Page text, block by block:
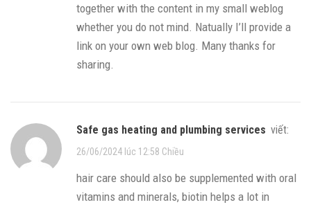
together with the content in my small weblog
whether you do not mind. Natually I’ll provide a
link on your own web blog. Many thanks for
sharing.
safe gas heating and plumbing services viết:
26/06/2024 lúc 12:58 Chiều
hair care should also be supplemented with oral
vitamins and minerals, biotin helps a lot in